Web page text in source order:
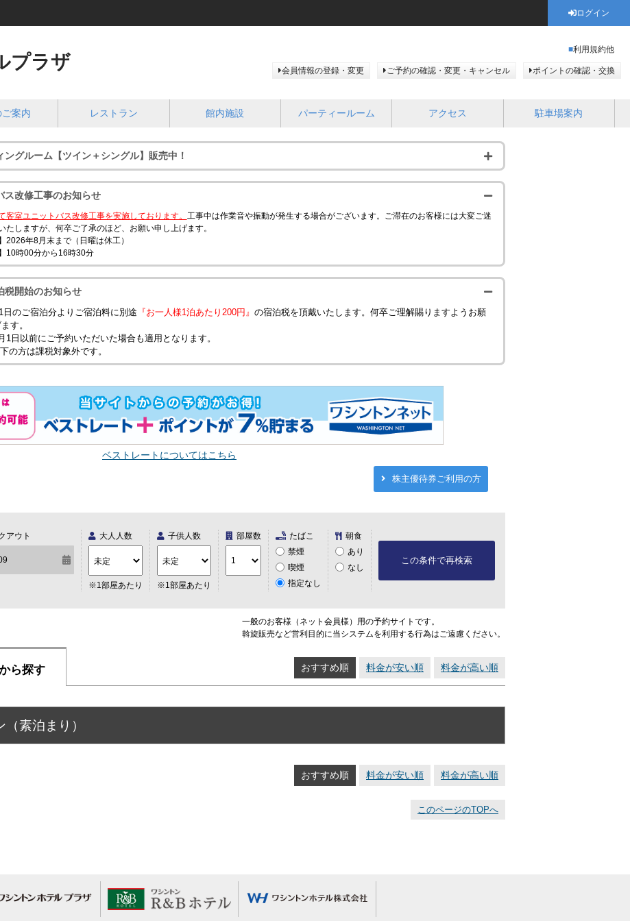
ログイン
プラザ
利用規約他
会員情報の登録・変更 ご予約の確認・変更・キャンセル ポイントの確認・交換
案内 レストラン 館内施設 パーティールーム アクセス 駐車場案内
ングルーム【ツイン＋シングル】販売中！
ス改修工事のお知らせ
客室ユニットバス改修工事を実施しております。 工事中は作業音や振動が発生する場合がございます。ご滞在のお客様には大変ご迷
たしますが、何卒ご了承のほど、お願い申し上げます。
2026年8月末まで（日曜は休工）
10時00分から16時30分
税開始のお知らせ
日のご宿泊分よりご宿泊料に別途 『お一人様1泊あたり200円』 の宿泊税を頂戴いたします。何卒ご理解賜りますようお願
ます。
1日以前にご予約いただいた場合も適用となります。
の方は課税対象外です。
ベストレートについてはこちら
株主優待券ご利用の方
アウト 大人人数
※1部屋あたり
子供人数
※1部屋あたり
部屋数
たばこ
禁煙
喫煙
指定なし
朝食
あり
なし
この条件で再検索
一般のお客様（ネット会員様）用の予約サイトです。
斡旋販売など営利目的に当システムを利用する行為はご遠慮ください。
ら探す おすすめ順 料金が安い順 料金が高い順
素泊まり）
おすすめ順 料金が安い順 料金が高い順
このページのTOPへ